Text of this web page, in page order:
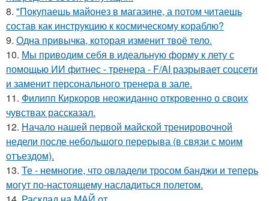
8. "Покупаешь майонез в магазине, а потом читаешь
состав как инструкцию к космическому кораблю?
9. Одна привычка, которая изменит твоё тело.
10. Мы приводим себя в идеальную форму к лету с
помощью ИИ фитнес - тренера - F/AI разрывает соцсети
и заменит персонального тренера в зале.
11. Филипп Киркоров неожиданно откровенно о своих
чувствах рассказал.
12. Начало нашей первой майской тренировочной
недели после небольшого перерыва (в связи с моим
отъездом).
13. Те - немногие, что овладели тросом банджи и теперь
могут по-настоящему насладиться полетом.